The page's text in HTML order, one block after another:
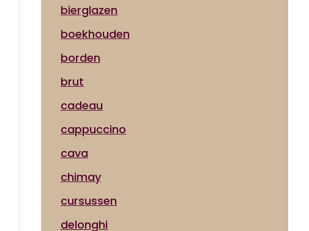
bierglazen
boekhouden
borden
brut
cadeau
cappuccino
cava
chimay
cursussen
delonghi